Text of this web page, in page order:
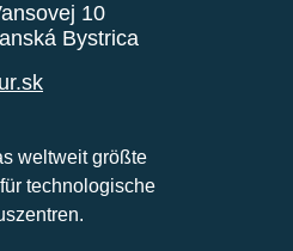
10
Bystrica
weltweit größte
technologische